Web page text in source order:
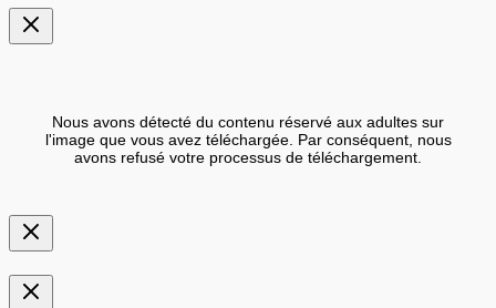
Nous avons détecté du contenu réservé aux adultes sur
l'image que vous avez téléchargée. Par conséquent, nous
avons refusé votre processus de téléchargement.